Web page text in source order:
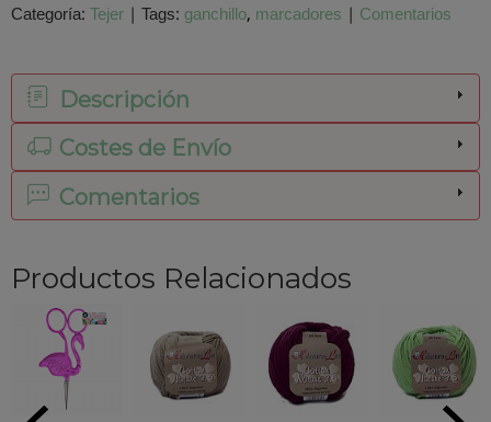
Categoría:Tejer | Tags: ganchillo marcadores | Comentarios
Descripción
Costes de Envío
Comentarios
Productos Relacionados